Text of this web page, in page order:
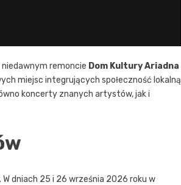
remoncie Dom Kultury Ariadna
miejsc integrujących społeczność lokalną
koncerty znanych artystów, jak i
dniach 25 i 26 września 2026 roku w